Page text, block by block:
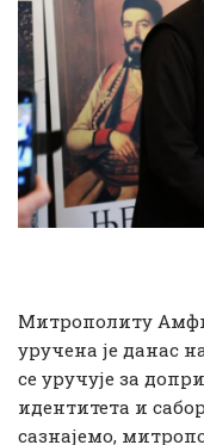
Митрополиту
уручена је данас
се уручује за
идентитета и
сазнајемо,